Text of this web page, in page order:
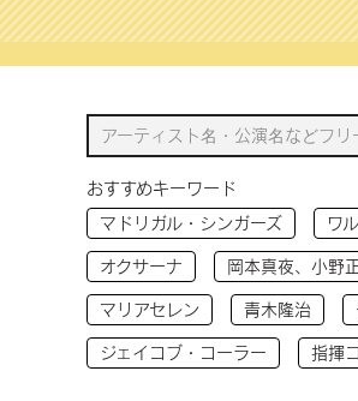
おすすめキーワード
マドリガル・シンガーズ
ワ
オクサーナ 岡本真夜、小野
マリアセレン 青木隆治
ジェイコブ・コーラー 指揮